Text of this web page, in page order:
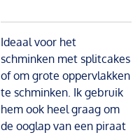
Ideaal voor het
schminken met splitcakes
of om grote oppervlakken
te schminken. Ik gebruik
hem ook heel graag om
de ooglap van een piraat